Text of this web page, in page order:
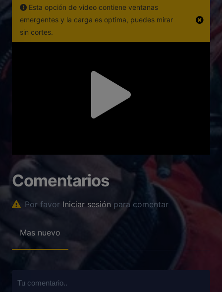
Esta opción de video contiene ventanas
emergentes y la carga es optima, puedes mirar
sin cortes.
Comentarios
Por favor Iniciar sesión para comentar
Mas nuevo